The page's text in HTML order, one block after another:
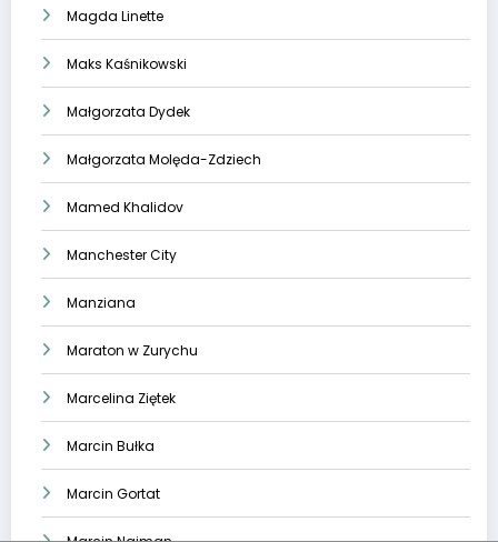
Magda Linette
Maks Kaśnikowski
Małgorzata Dydek
Małgorzata Molęda-Zdziech
Mamed Khalidov
Manchester City
Manziana
Maraton w Zurychu
Marcelina Ziętek
Marcin Bułka
Marcin Gortat